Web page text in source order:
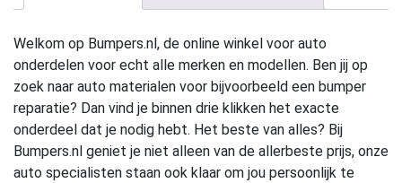
Welkom op Bumpers.nl, de online winkel voor auto
onderdelen voor echt alle merken en modellen. Ben jij op
zoek naar auto materialen voor bijvoorbeeld een bumper
reparatie? Dan vind je binnen drie klikken het exacte
onderdeel dat je nodig hebt. Het beste van alles? Bij
Bumpers.nl geniet je niet alleen van de allerbeste prijs, onze
auto specialisten staan ook klaar om jou persoonlijk te